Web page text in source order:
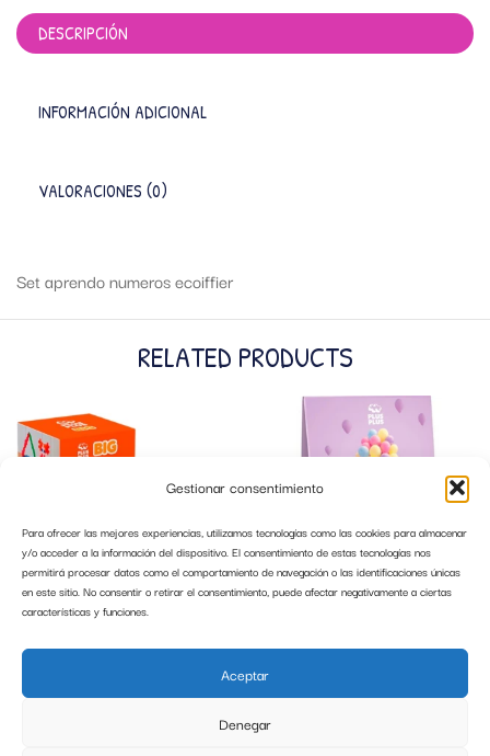
Gestionar consentimiento
Para ofrecer las mejores experiencias, utilizamos tecnologías como las cookies para almacenar
y/o acceder a la información del dispositivo. El consentimiento de estas tecnologías nos
permitirá procesar datos como el comportamiento de navegación o las identificaciones únicas
en este sitio. No consentir o retirar el consentimiento, puede afectar negativamente a ciertas
características y funciones.
Aceptar
Denegar
DESCRIPCIÓN
INFORMACIÓN ADICIONAL
VALORACIONES (0)
Set aprendo numeros ecoiffier
RELATED PRODUCTS
PLUS BIG LUDILO 3411
PLUS LUDILO 3352